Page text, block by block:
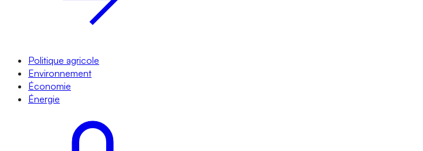
Politique agricole
Environnement
Économie
Énergie